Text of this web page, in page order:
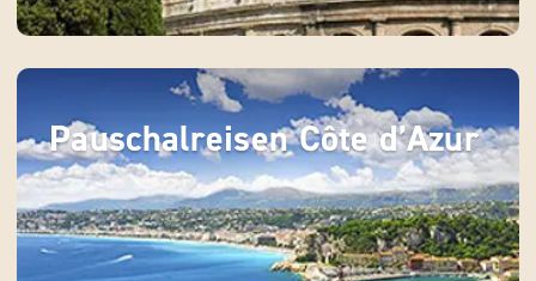
Pauschalreisen Côte d’Azur